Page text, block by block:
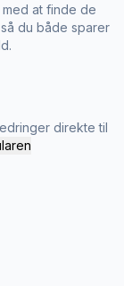
at finde de
du både sparer
direkte til